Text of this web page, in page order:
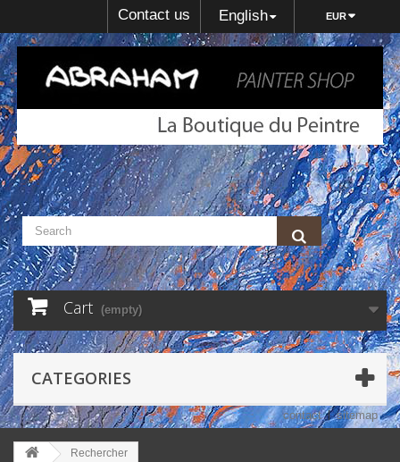
EUR
English
Contact us
Cart (empty)
CATEGORIES
contact sitemap
Rechercher